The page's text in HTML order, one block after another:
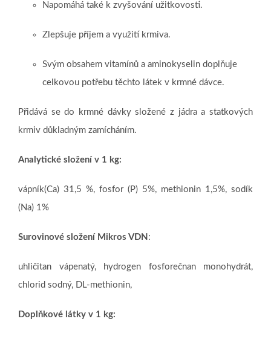
Napomáhá také k zvyšování užitkovosti.
Zlepšuje příjem a využití krmiva.
Svým obsahem vitamínů a aminokyselin doplňuje
celkovou potřebu těchto látek v krmné dávce.
Přidává se do krmné dávky složené z jádra a statkových
krmiv důkladným zamícháním.
Analytické složení v 1 kg:
vápník(Ca) 31,5 %, fosfor (P) 5%, methionin 1,5%, sodík
(Na) 1%
Surovinové složení Mikros VDN :
uhličitan vápenatý, hydrogen fosforečnan monohydrát,
chlorid sodný, DL-methionin,
Doplňkové látky v 1 kg: